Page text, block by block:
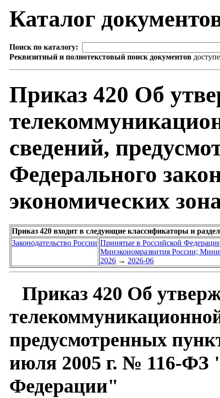
Каталог
Поиск по каталогу:
Реквизитный и полнотекстовый поиск документов
Приказ 420 Об
сведений,
Федерального
экономических
Приказ 420 входит в следующие классификаторы и
Законодательство России Принятые в Российской
Минэкономразвития России;
2026 → 2026-06
Приказ 420 Об
предусмотренных
июля 2005 г. № 116-ФЗ
Федерации"